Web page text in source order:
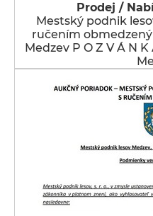
Prodej /
Mestský podnik
ručením
Medzev P O Z V Á N